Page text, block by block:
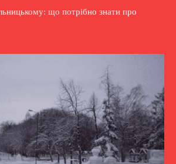
що потрібно знати про